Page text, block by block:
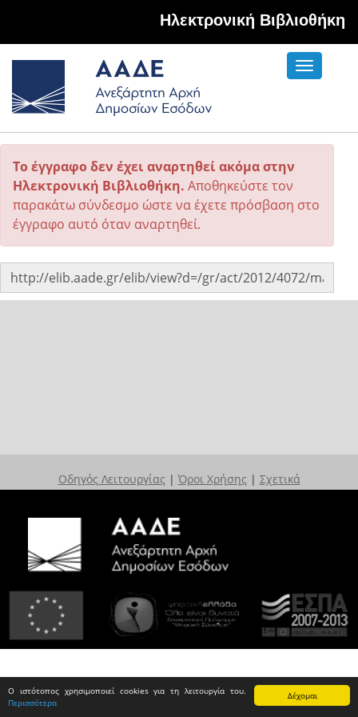
Δέχομαι
Ο ιστότοπος χρησιμοποιεί cookies για τη λειτουργία του.
Περισσότερα
Hλεκτρονική Βιβλιοθήκη
Toggle
Το έγγραφο δεν έχει αναρτηθεί ακόμα στην
Ηλεκτρονική Βιβλιοθήκη. Αποθηκεύστε τον
παρακάτω σύνδεσμο ώστε να έχετε πρόσβαση στο
έγγραφο αυτό όταν αναρτηθεί.
Οδηγός Λειτουργίας | Όροι Χρήσης | Σχετικά